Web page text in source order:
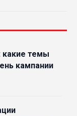
темы
кампании